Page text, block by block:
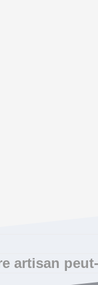
artisan